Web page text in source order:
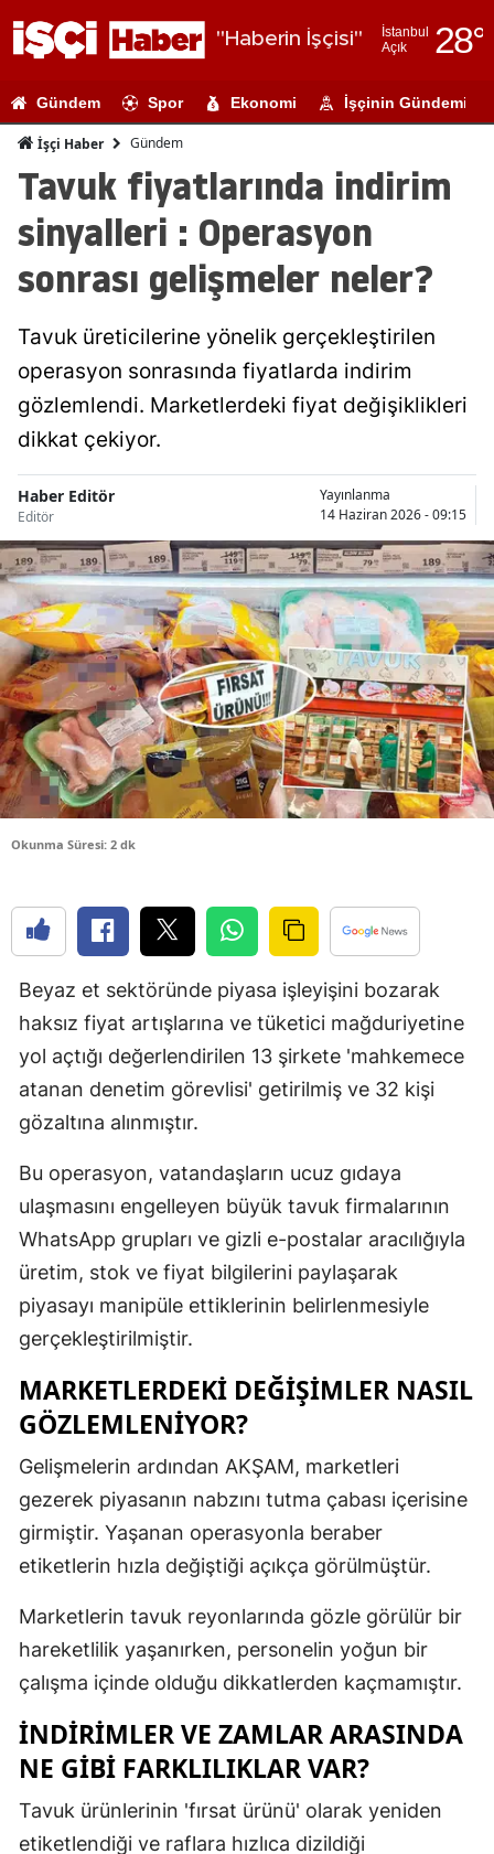
"Haberin İşçisi"
İstanbul
Açık
28°
Adıyaman
Ağrı
Ankara
Antalya
Artvin
Balıkesir
Bilecik
Bingöl
Bitlis
Bolu
Burdur
Bursa
Çanakkale
Denizli
Edirne
Elazığ
Erzincan
Gaziantep
Hakkari
Mersin
İstanbul
İzmir
Kars
Kastamonu
Kayseri
Gündem Spor Ekonomi İşçinin Gündemi
İşçi Haber Gündem
Tavuk fiyatlarında indirim
sinyalleri : Operasyon
sonrası gelişmeler neler?
Tavuk üreticilerine yönelik gerçekleştirilen
operasyon sonrasında fiyatlarda indirim
gözlemlendi. Marketlerdeki fiyat değişiklikleri
dikkat çekiyor.
Haber Editör
Editör
Yayınlanma
14 Haziran 2026 - 09:15
Okunma Süresi: 2 dk
Beyaz et sektöründe piyasa işleyişini bozarak
haksız fiyat artışlarına ve tüketici mağduriyetine
yol açtığı değerlendirilen 13 şirkete 'mahkemece
atanan denetim görevlisi' getirilmiş ve 32 kişi
gözaltına alınmıştır.
Bu operasyon, vatandaşların ucuz gıdaya
ulaşmasını engelleyen büyük tavuk firmalarının
WhatsApp grupları ve gizli e-postalar aracılığıyla
üretim, stok ve fiyat bilgilerini paylaşarak
piyasayı manipüle ettiklerinin belirlenmesiyle
gerçekleştirilmiştir.
MARKETLERDEKI DEĞIŞIMLER NASIL
GÖZLEMLENIYOR?
Gelişmelerin ardından AKŞAM, marketleri
gezerek piyasanın nabzını tutma çabası içerisine
girmiştir. Yaşanan operasyonla beraber
etiketlerin hızla değiştiği açıkça görülmüştür.
Marketlerin tavuk reyonlarında gözle görülür bir
hareketlilik yaşanırken, personelin yoğun bir
çalışma içinde olduğu dikkatlerden kaçmamıştır.
İNDIRIMLER VE ZAMLAR ARASINDA
NE GIBI FARKLILIKLAR VAR?
Tavuk ürünlerinin 'fırsat ürünü' olarak yeniden
etiketlendiği ve raflara hızlıca dizildiği